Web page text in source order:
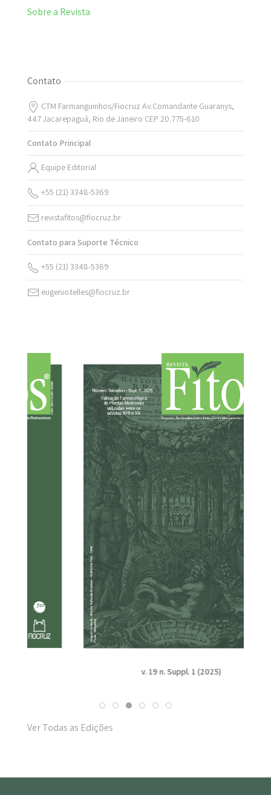
Sobre a Revista
Contato
CTM Farmanguinhos/Fiocruz Av.Comandante Guaranys,
447 Jacarepaguá, Rio de Janeiro CEP 20.775-610
Contato Principal
Equipe Editorial
+55 (21) 3348-5369
revistafitos@fiocruz.br
Contato para Suporte Técnico
+55 (21) 3348-5369
eugenio.telles@fiocruz.br
v. 19 n. Suppl. 1 (2025)
Ver Todas as Edições